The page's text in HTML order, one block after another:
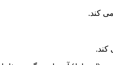
کند.